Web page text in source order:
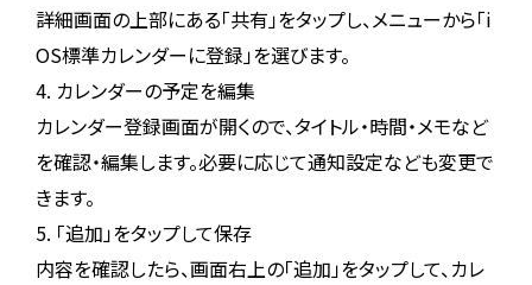
詳細画面の上部にある「共有」をタップし、メニューから「i
OS標準カレンダーに登録」を選びます。
4. カレンダーの予定を編集
カレンダー登録画面が開くので、タイトル・時間・メモなど
を確認・編集します。必要に応じて通知設定なども変更で
きます。
5. 「追加」をタップして保存
内容を確認したら、画面右上の「追加」をタップして、カレ